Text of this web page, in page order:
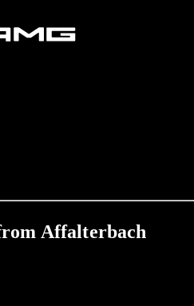
Affalterbach